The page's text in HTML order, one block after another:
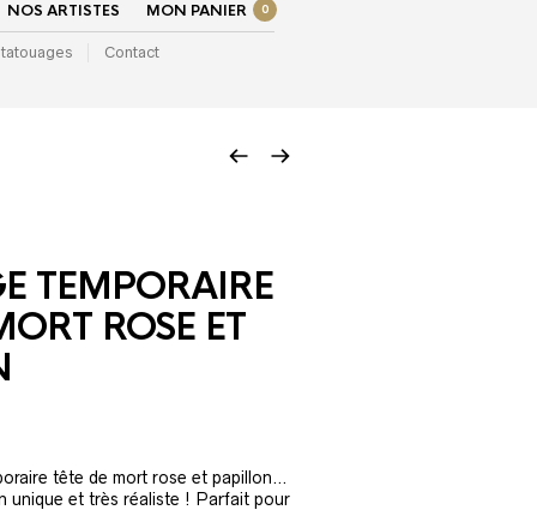
NOS ARTISTES MON PANIER 0
Contact
TEMPORAIRE
ROSE ET
tête de mort rose et papillon…
unique et très réaliste ! Parfait pour